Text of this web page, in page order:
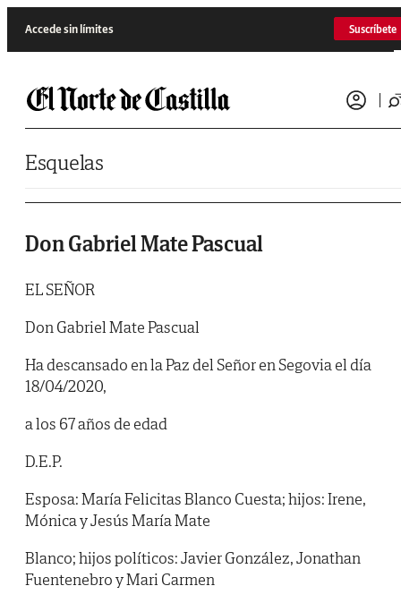
Accede sin límites Suscríbete
Esquelas
Don Gabriel Mate Pascual
EL SEÑOR
Don Gabriel Mate Pascual
Ha descansado en la Paz del Señor en Segovia el día
18/04/2020,
a los 67 años de edad
D.E.P.
Esposa: María Felicitas Blanco Cuesta; hijos: Irene,
Mónica y Jesús María Mate
Blanco; hijos políticos: Javier González, Jonathan
Fuentenebro y Mari Carmen